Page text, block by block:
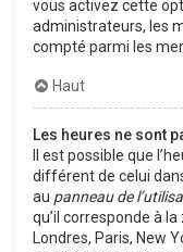
vous activez cette
administrateurs, les
compté parmi les
Haut
Les heures ne sont
Il est possible que
différent de celui
au panneau de
qu’il corresponde à
Londres, Paris, New